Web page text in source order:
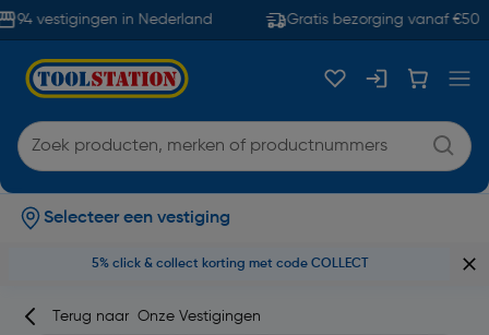
94 vestigingen in Nederland Gratis bezorging vanaf €50
Selecteer een vestiging
5% click & collect korting met code COLLECT
Terug naar Onze Vestigingen